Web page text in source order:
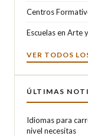
Centros
Escuelas en Arte
VER TODOS
ÚLTIMAS
Idiomas para
nivel necesitas